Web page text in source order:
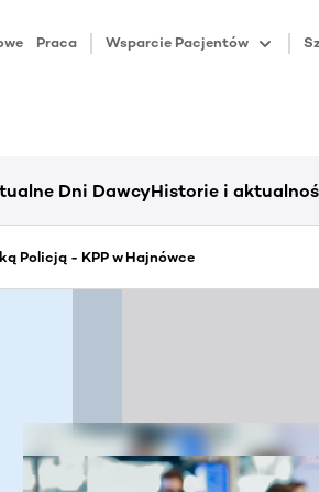
Praca Wsparcie Pacjentów
Dni DawcyHistorie i
Policją - KPP w Hajnówce